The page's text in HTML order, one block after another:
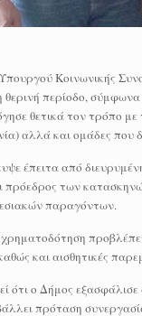
Κοινωνικής
θερινή περίοδο,
θετικά τον τρόπο
αλλά και ομάδες
έπειτα από
πρόεδρος των
παραγόντων.
και αισθητικές
ότι ο Δήμος
πρόταση